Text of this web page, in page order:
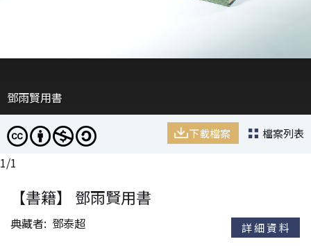
鄧雨賢用書
下載檔案 檔案列表
1/1
【書籍】 鄧雨賢用書
典藏者 鄧泰超 詳細資料